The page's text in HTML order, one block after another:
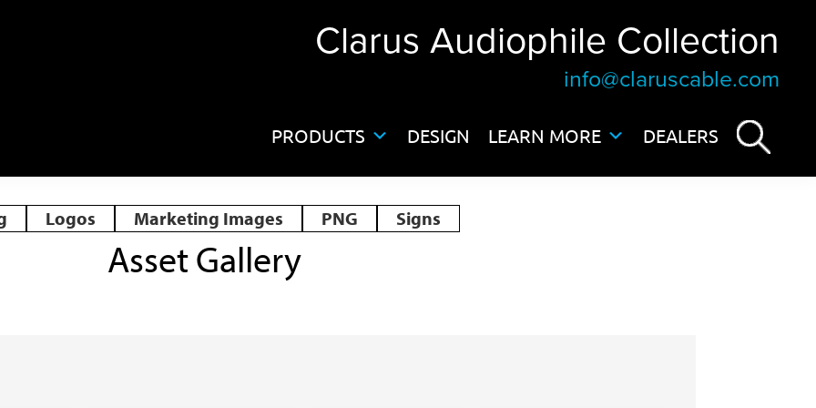
Clarus Audiophile Collection
info@claruscable.com
PRODUCTS DESIGN LEARN MORE DEALERS
Logos Marketing Images PNG Signs
Asset Gallery